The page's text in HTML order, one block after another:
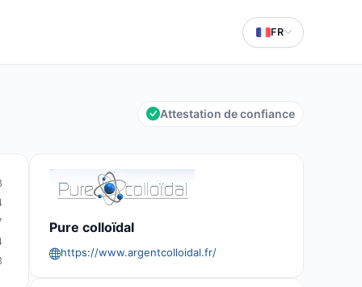
FR
Attestation de confiance
Pure colloïdal
https://www.argentcolloidal.fr/